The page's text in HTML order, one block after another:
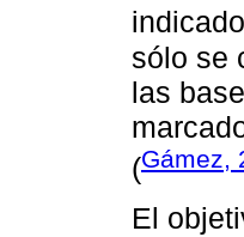
sólo se
las
(Gámez,
El